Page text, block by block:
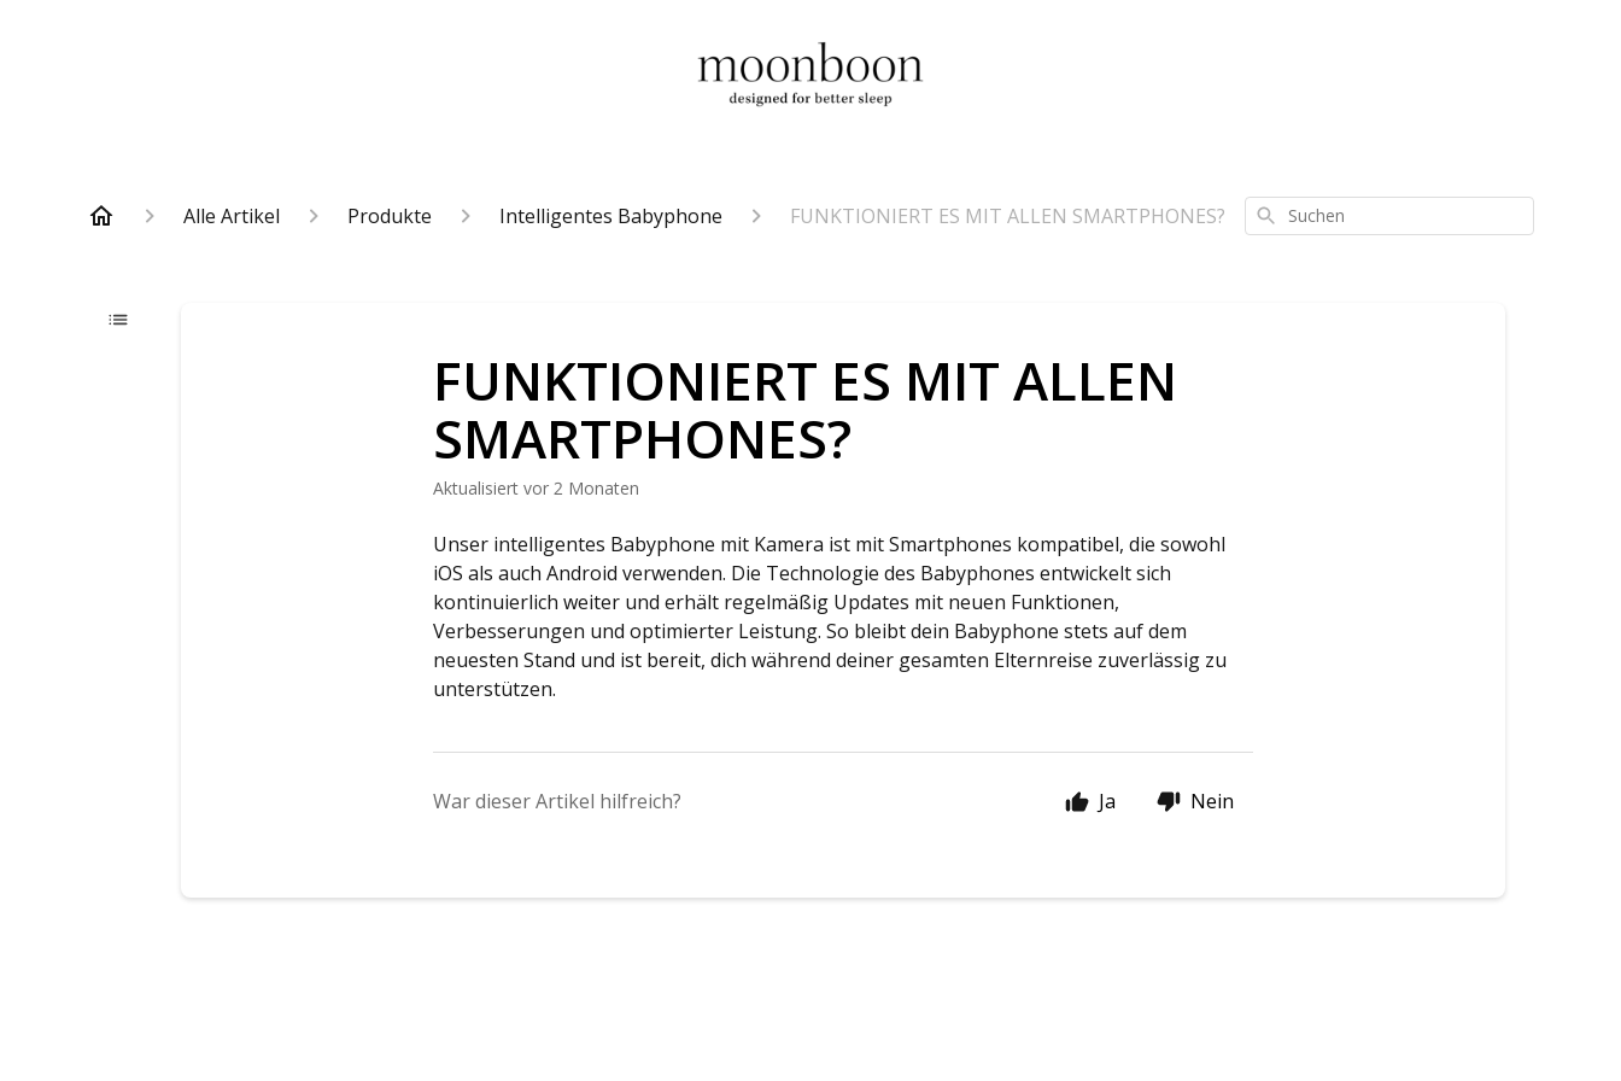
Alle Artikel Produkte Intelligentes Babyphone FUNKTIONIERT ES MIT ALLEN SMARTPHONES? Suchen
FUNKTIONIERT ES MIT ALLEN
SMARTPHONES?
Aktualisiert vor 2 Monaten
Unser intelligentes Babyphone mit Kamera ist mit Smartphones kompatibel, die sowohl
iOS als auch Android verwenden. Die Technologie des Babyphones entwickelt sich
kontinuierlich weiter und erhält regelmäßig Updates mit neuen Funktionen,
Verbesserungen und optimierter Leistung. So bleibt dein Babyphone stets auf dem
neuesten Stand und ist bereit, dich während deiner gesamten Elternreise zuverlässig zu
unterstützen.
War dieser Artikel hilfreich? Ja Nein